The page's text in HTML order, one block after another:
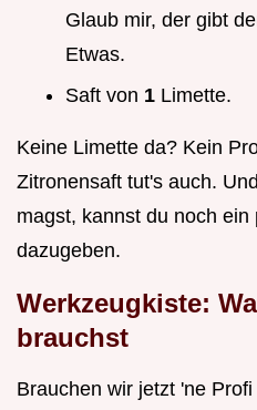
Glaub mir, der gibt
Etwas.
Saft von 1 Limette.
Keine Limette da? Kein
Zitronensaft tut's auch.
magst, kannst du noch ein
dazugeben.
Werkzeugkiste:
brauchst
Brauchen wir jetzt 'ne